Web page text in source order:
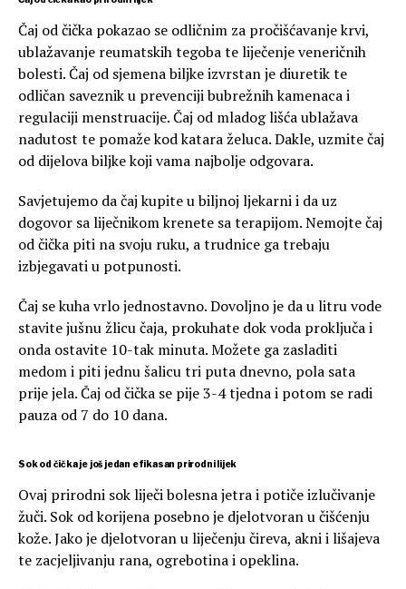
Čaj od čička pokazao se odličnim za pročišćavanje krvi,
ublažavanje reumatskih tegoba te liječenje veneričnih
bolesti. Čaj od sjemena biljke izvrstan je diuretik te
odličan saveznik u prevenciji bubrežnih kamenaca i
regulaciji menstruacije. Čaj od mladog lišća ublažava
nadutost te pomaže kod katara želuca. Dakle, uzmite čaj
od dijelova biljke koji vama najbolje odgovara.
Savjetujemo da čaj kupite u biljnoj ljekarni i da uz
dogovor sa liječnikom krenete sa terapijom. Nemojte čaj
od čička piti na svoju ruku, a trudnice ga trebaju
izbjegavati u potpunosti.
Čaj se kuha vrlo jednostavno. Dovoljno je da u litru vode
stavite jušnu žlicu čaja, prokuhate dok voda proključa i
onda ostavite 10-tak minuta. Možete ga zasladiti
medom i piti jednu šalicu tri puta dnevno, pola sata
prije jela. Čaj od čička se pije 3-4 tjedna i potom se radi
pauza od 7 do 10 dana.
Sok od čička je još jedan efikasan prirodni lijek
Ovaj prirodni sok liječi bolesna jetra i potiče izlučivanje
žuči. Sok od korijena posebno je djelotvoran u čišćenju
kože. Jako je djelotvoran u liječenju čireva, akni i lišajeva
te zacjeljivanju rana, ogrebotina i opeklina.